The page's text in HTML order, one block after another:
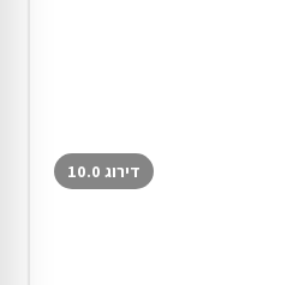
דירוג 10.0